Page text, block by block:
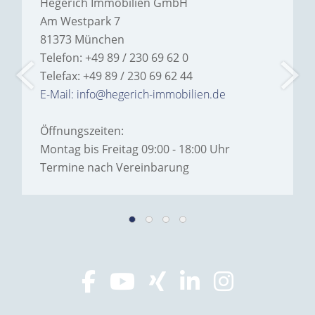
Hegerich Immobilien GmbH
Am Westpark 7
81373 München
Telefon: +49 89 / 230 69 62 0
Telefax: +49 89 / 230 69 62 44
E-Mail: info@hegerich-immobilien.de
Öffnungszeiten:
Montag bis Freitag 09:00 - 18:00 Uhr
Termine nach Vereinbarung